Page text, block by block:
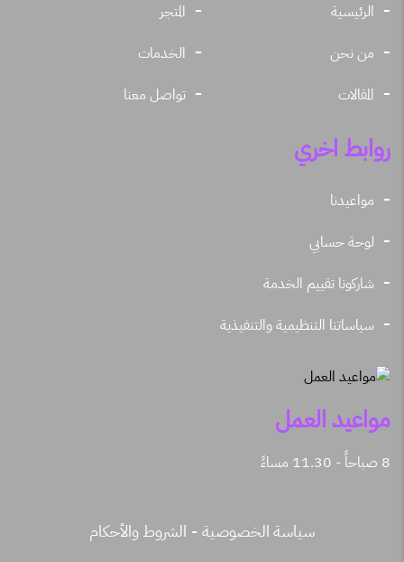
الرئيسية
المتجر
من نحن
الخدمات
المقالات
تواصل معنا
روابط اخري
مواعيدنا
لوحة حسابي
شاركونا تقييم الخدمة
سياساتنا التنظيمية والتنفيذية
مواعيد العمل
8 صباحاً - 11.30 مساءً
سياسة الخصوصية الشروط والأحكام